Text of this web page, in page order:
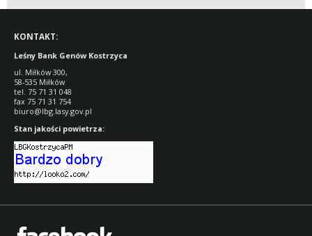
KONTAKT:
Leśny Bank Genów Kostrzyca
ul. Miłków 300,
58-535 Miłków
tel. 75 71 31 048
fax 75 71 31 754
biuro@lbg.lasy.gov.pl
Stan jakości powietrza: